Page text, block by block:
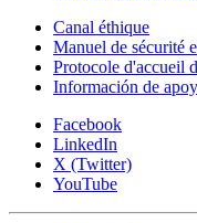
Canal éthique
Manuel de sécurité
Protocole d'accueil
Información de
Facebook
LinkedIn
X (Twitter)
YouTube